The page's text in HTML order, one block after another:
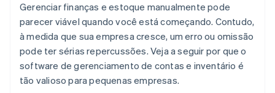
Gerenciar finanças e estoque manualmente pode
parecer viável quando você está começando. Contudo,
à medida que sua empresa cresce, um erro ou omissão
pode ter sérias repercussões. Veja a seguir por que o
software de gerenciamento de contas e inventário é
tão valioso para pequenas empresas.